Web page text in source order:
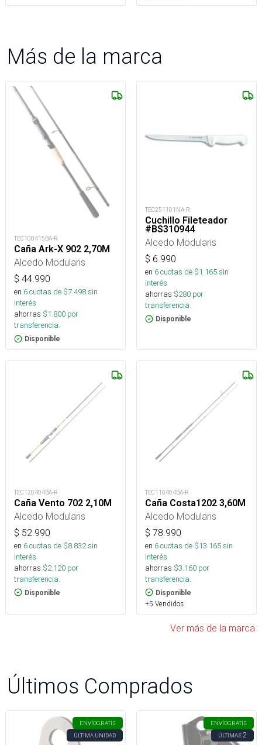
Más de la marca
TEC100415BA-R
Caña Ark-X 902 2,70M
Alcedo Modularis
$ 44.990
en 6cuotas de $7.498sin
interés
ahorras $1.800 por
transferencia.
Disponible
TEC251101NA-R
Cuchillo Fileteador
#BS310944
Alcedo Modularis
$ 6.990
en 6cuotas de $1.165sin
interés
ahorras $280 por
transferencia.
Disponible
TEC120404BA-R
Caña Vento 702 2,10M
Alcedo Modularis
$ 52.990
en 6cuotas de $8.832sin
interés
ahorras $2.120 por
transferencia.
Disponible
TEC110404BA-R
Caña Costa1202 3,60M
Alcedo Modularis
$ 78.990
en 6cuotas de $13.165sin
interés
ahorras $3.160 por
transferencia.
Disponible
+5 Vendidos
Ver más de la marca
Últimos Comprados
ENVÍOGRATIS
ÚLTIMA UNIDAD
ENVÍOGRATIS
ÚLTIMAS2